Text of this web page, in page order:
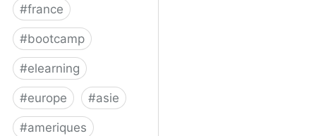
#france
#bootcamp
#elearning
#europe #asie
#ameriques